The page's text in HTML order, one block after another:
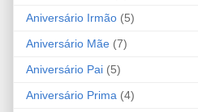
Aniversário Irmão (5)
Aniversário Mãe (7)
Aniversário Pai (5)
Aniversário Prima (4)